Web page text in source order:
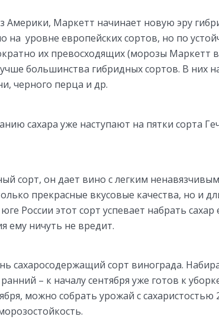
Америки, Маркетт начинает новую эру
уровне европейских сортов, но по
их превосходящих (морозы Маркетт
большинства гибридных сортов. В них
черного перца и др.
сахара уже наступают на пятки сорта
сорт, он дает вино с легким
прекрасные вкусовые качества, но и
России этот сорт успевает набрать сахар
ему ничуть не вредит.
сахаросодержащий сорт винограда.
– к началу сентября уже готов к
можно собрать урожай с сахаристостью